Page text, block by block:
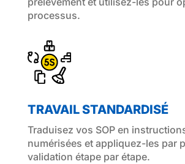
processus.
TRAVAIL STANDARDISÉ
Traduisez vos SOP en
numérisées et appliquez-les par
validation étape par étape.